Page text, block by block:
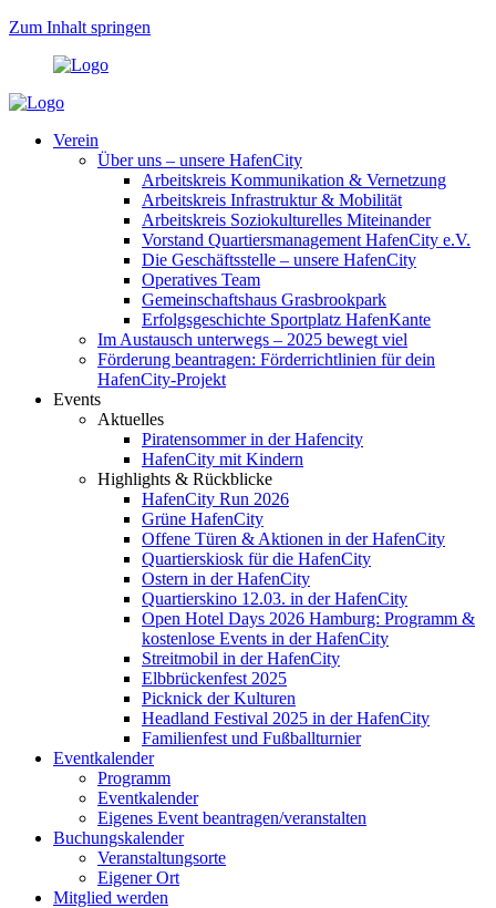
Zum Inhalt springen
Verein
Über uns – unsere HafenCity
Arbeitskreis Kommunikation & Vernetzung
Arbeitskreis Infrastruktur & Mobilität
Arbeitskreis Soziokulturelles Miteinander
Vorstand Quartiersmanagement HafenCity e.V.
Die Geschäftsstelle – unsere HafenCity
Operatives Team
Gemeinschaftshaus Grasbrookpark
Erfolgsgeschichte Sportplatz HafenKante
Im Austausch unterwegs – 2025 bewegt viel
Förderung beantragen: Förderrichtlinien für dein
HafenCity-Projekt
Events
Aktuelles
Piratensommer in der Hafencity
HafenCity mit Kindern
Highlights & Rückblicke
HafenCity Run 2026
Grüne HafenCity
Offene Türen & Aktionen in der HafenCity
Quartierskiosk für die HafenCity
Ostern in der HafenCity
Quartierskino 12.03. in der HafenCity
Open Hotel Days 2026 Hamburg: Programm &
kostenlose Events in der HafenCity
Streitmobil in der HafenCity
Elbbrückenfest 2025
Picknick der Kulturen
Headland Festival 2025 in der HafenCity
Familienfest und Fußballturnier
Eventkalender
Programm
Eventkalender
Eigenes Event beantragen/veranstalten
Buchungskalender
Veranstaltungsorte
Eigener Ort
Mitglied werden